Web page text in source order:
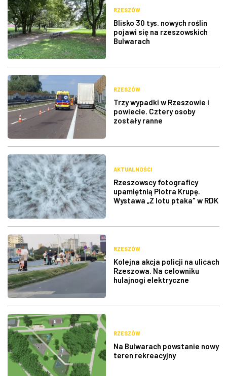
RZESZÓW
Blisko 30 tys. nowych roślin
pojawi się na rzeszowskich
Bulwarach
RZESZÓW
Trzy wypadki w Rzeszowie i
powiecie. Cztery osoby
zostały ranne
AKTUALNOŚCI
Rzeszowscy fotograficy
upamiętnią Piotra Krupę.
Wystawa „Z lotu ptaka" w RDK
RZESZÓW
Kolejna akcja policji na ulicach
Rzeszowa. Na celowniku
hulajnogi elektryczne
RZESZÓW
Na Bulwarach powstanie nowy
teren rekreacyjny